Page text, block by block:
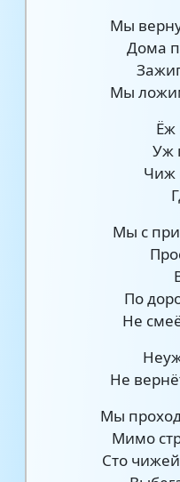
Мы
Дома
Мы
Ёж
Уж
Чиж
Мы с
По
Не
Не
Мы
Мимо
Сто